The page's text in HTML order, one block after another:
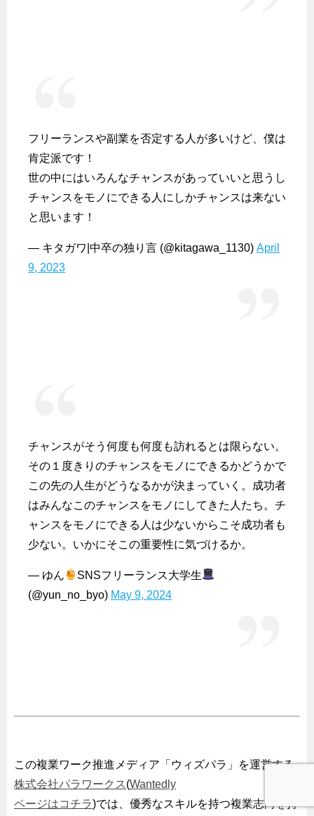
フリーランスや副業を否定する人が多いけど、僕は
肯定派です！
世の中にはいろんなチャンスがあっていいと思うし
チャンスをモノにできる人にしかチャンスは来ない
と思います！
— キタガワ|中卒の独り言 (@kitagawa_1130) April
9, 2023
チャンスがそう何度も何度も訪れるとは限らない。
その１度きりのチャンスをモノにできるかどうかで
この先の人生がどうなるかが決まっていく。成功者
はみんなこのチャンスをモノにしてきた人たち。チ
ャンスをモノにできる人は少ないからこそ成功者も
少ない。いかにそこの重要性に気づけるか。
— ゆん
SNSフリーランス大学生
(@yun_no_byo) May 9, 2024
この複業ワーク推進メディア「ウィズパラ」を運営する
株式会社パラワークス (Wantedly
ページはコチラ)では、優秀なスキルを持つ複業志向を持